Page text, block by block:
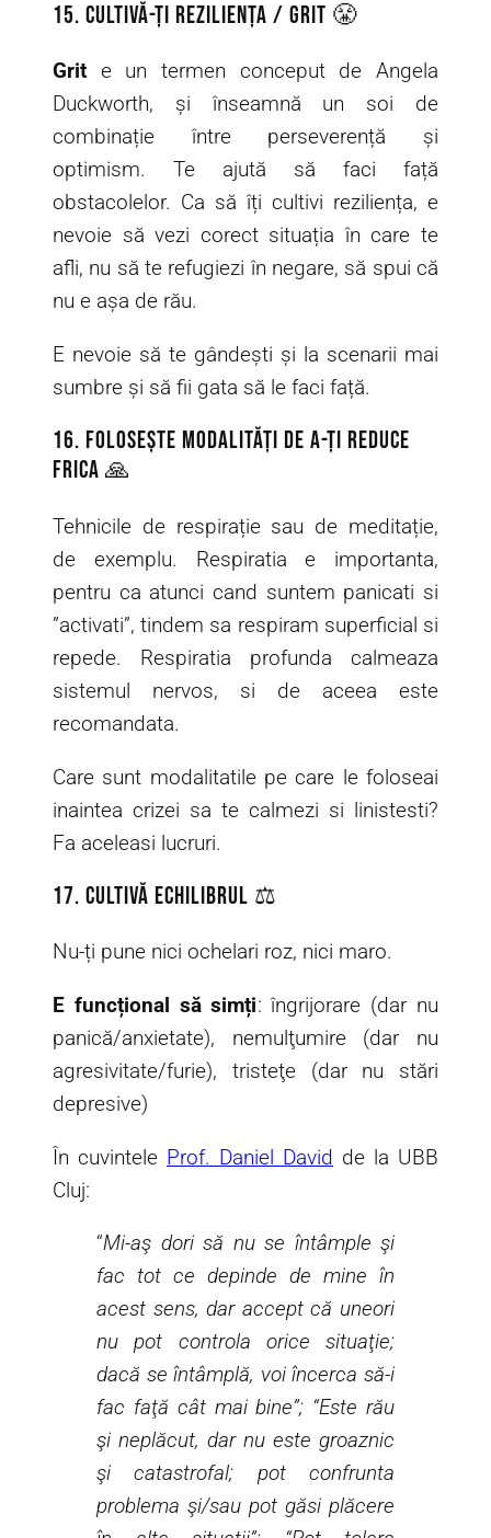
15. Cultivă-ți reziliența / grit 😤
Grit e un termen conceput de Angela
Duckworth, și înseamnă un soi de
combinație între perseverență și
optimism. Te ajută să faci față
obstacolelor. Ca să îți cultivi reziliența, e
nevoie să vezi corect situația în care te
afli, nu să te refugiezi în negare, să spui că
nu e așa de rău.
E nevoie să te gândești și la scenarii mai
sumbre și să fii gata să le faci față.
16. Folosește modalități de a-ți reduce
frica 🙏
Tehnicile de respirație sau de meditație,
de exemplu. Respiratia e importanta,
pentru ca atunci cand suntem panicati si
”activati”, tindem sa respiram superficial si
repede. Respiratia profunda calmeaza
sistemul nervos, si de aceea este
recomandata.
Care sunt modalitatile pe care le foloseai
inaintea crizei sa te calmezi si linistesti?
Fa aceleasi lucruri.
17. Cultivă echilibrul ⚖️
Nu-ți pune nici ochelari roz, nici maro.
E funcțional să simți: îngrijorare (dar nu
panică/anxietate), nemulţumire (dar nu
agresivitate/furie), tristeţe (dar nu stări
depresive)
În cuvintele Prof. Daniel David de la UBB
Cluj:
“Mi-aş dori să nu se întâmple şi
fac tot ce depinde de mine în
acest sens, dar accept că uneori
nu pot controla orice situaţie;
dacă se întâmplă, voi încerca să-i
fac faţă cât mai bine”; “Este rău
şi neplăcut, dar nu este groaznic
şi catastrofal; pot confrunta
problema şi/sau pot găsi plăcere